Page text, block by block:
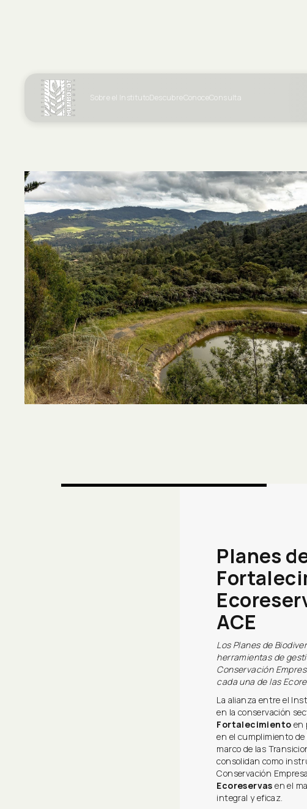
Sobre el InstitutoDescubreConoceConsulta
Planes
ACE
Los Planes de
herramientas de
Conservación
cada una de las
La alianza entre el
en la conservación
Fortalecimiento en
en el cumplimiento
marco de las
consolidan como
Conservación
Ecoreservasen el
integral y eficaz.